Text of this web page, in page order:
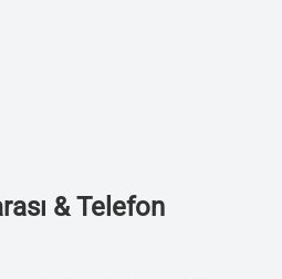
& Telefon